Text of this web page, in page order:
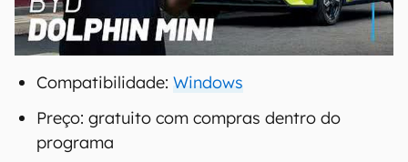
00:00/04:07
Compatibilidade: Windows
Preço: gratuito com compras dentro do
programa